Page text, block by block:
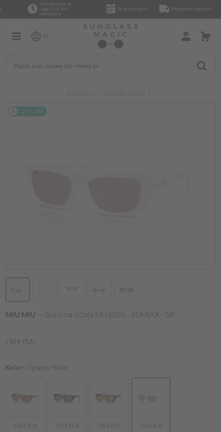
Dostarczymy w
ciągu 2–4 dni
roboczych
14 dni na zwrot Bezpłatna dostawa
PL
2-4 DNI
MIU MIU — Sončna očala MU B12S - 20M20I - 56
1 104 PLN
Kolor: Opálos fehér
1 104 PLN 1 104 PLN 1 104 PLN 1 104 PLN